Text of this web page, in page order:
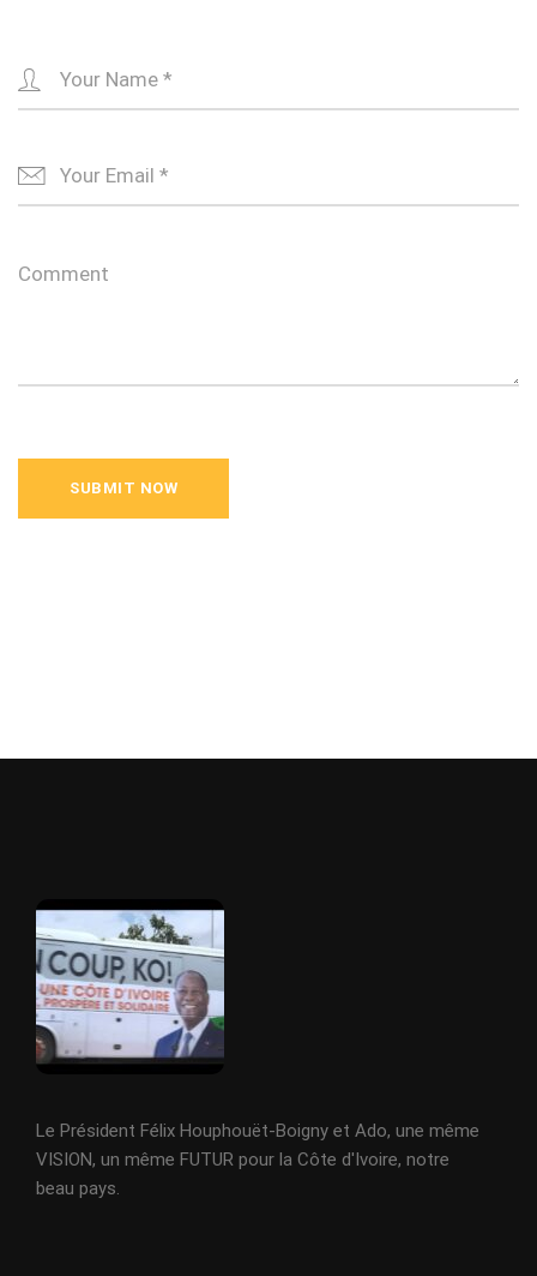
Le Président Félix Houphouët-Boigny et Ado, une même
VISION, un même FUTUR pour la Côte d'Ivoire, notre
beau pays.